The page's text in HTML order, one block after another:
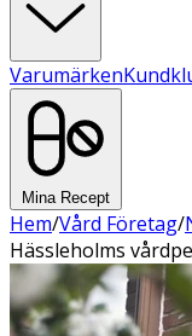
Varumärken
Mina Recept
Hem/Vård Företag/
Hässleholms